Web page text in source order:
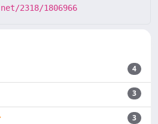
2318/1806966
4
3
3